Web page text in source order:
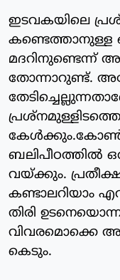
ഇടവകയിലെ
കണ്ടെത്താനുള്ള
മദറിനുണ്ടെന്ന്
തോന്നാറുണ്ട്.
ബലിപീഠത്തിൽ
വയ്ക്കും.
കണ്ടാലറിയാം
തിരി
വിവരമൊക്കെ
കെടും.